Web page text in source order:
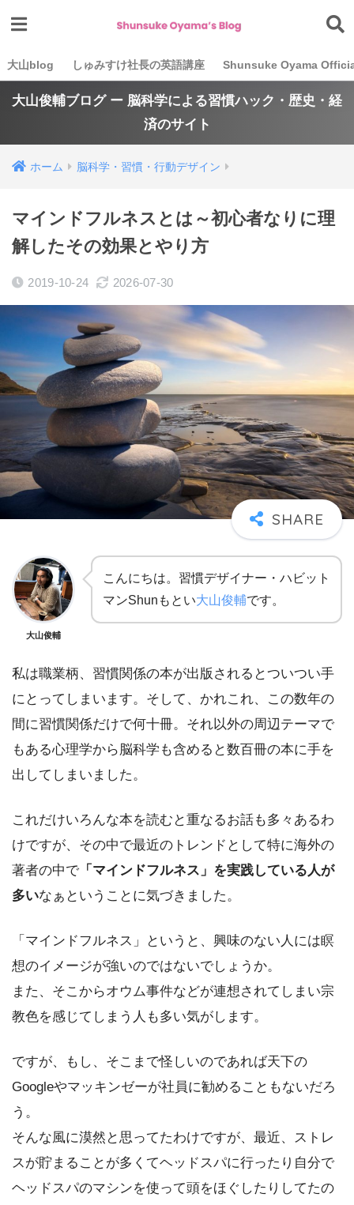
大山blog しゅみすけ社長の英語講座 Shunsuke Oyama
大山俊輔ブログ ー 脳科学による習慣ハック・歴史・経
済のサイト
ホーム 脳科学・習慣・行動デザイン
マインドフルネスとは～初心者なりに理
解したその効果とやり方
2019-10-24 2026-07-30
大山俊輔
こんにちは。習慣デザイナー・ハビット
マンShunもとい大山俊輔です。
私は職業柄、習慣関係の本が出版されるとついつい手
にとってしまいます。そして、かれこれ、この数年の
間に習慣関係だけで何十冊。それ以外の周辺テーマで
もある心理学から脳科学も含めると数百冊の本に手を
出してしまいました。
これだけいろんな本を読むと重なるお話も多々あるわ
けですが、その中で最近のトレンドとして特に海外の
著者の中で 「マインドフルネス」を実践している人が
多いなぁということに気づきました。
「マインドフルネス」というと、興味のない人には瞑
想のイメージが強いのではないでしょうか。
また、そこからオウム事件などが連想されてしまい宗
教色を感じてしまう人も多い気がします。
ですが、もし、そこまで怪しいのであれば天下の
Googleやマッキンゼーが社員に勧めることもないだろ
う。
そんな風に漠然と思ってたわけですが、最近、ストレ
スが貯まることが多くてヘッドスパに行ったり自分で
ヘッドスパのマシンを使って頭をほぐしたりしてたの